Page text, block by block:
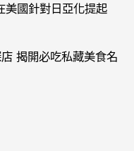
國針對日亞化提起
揭開必吃私藏美食名